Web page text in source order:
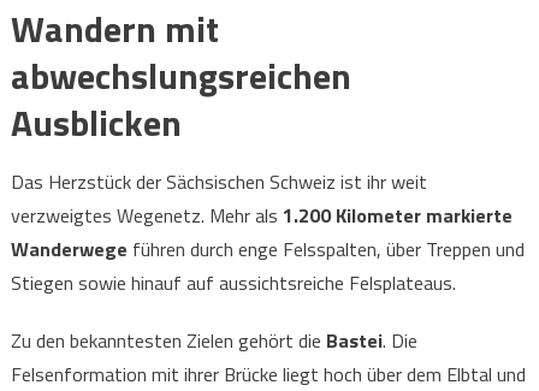
Wandern mit
abwechslungsreichen
Ausblicken
Das Herzstück der Sächsischen Schweiz ist ihr weit
verzweigtes Wegenetz. Mehr als 1.200 Kilometer markierte
Wanderwege führen durch enge Felsspalten, über Treppen und
Stiegen sowie hinauf auf aussichtsreiche Felsplateaus.
Zu den bekanntesten Zielen gehört die Bastei. Die
Felsenformation mit ihrer Brücke liegt hoch über dem Elbtal und